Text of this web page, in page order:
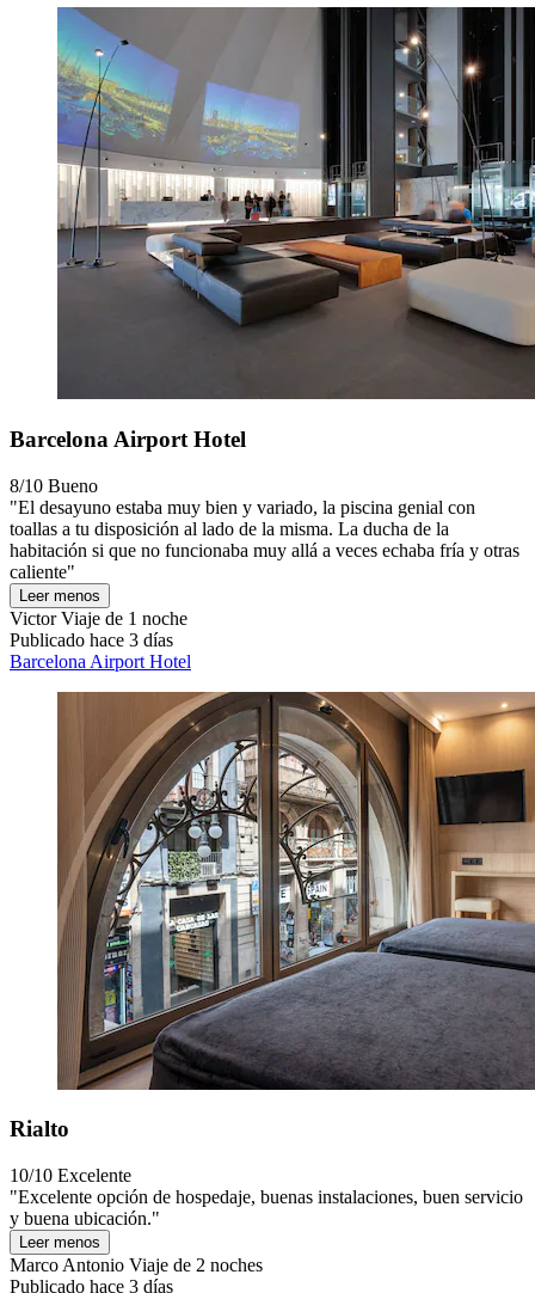
Barcelona Airport Hotel
8/10 Bueno
"El desayuno estaba muy bien y variado, la piscina genial con
toallas a tu disposición al lado de la misma. La ducha de la
habitación si que no funcionaba muy allá a veces echaba fría y otras
caliente"
Leer menos
VictorViaje de 1 noche
Publicado hace 3 días
Barcelona Airport Hotel
Rialto
10/10 Excelente
"Excelente opción de hospedaje, buenas instalaciones, buen servicio
y buena ubicación."
Leer menos
Marco Antonio Viaje de 2 noches
Publicado hace 3 días